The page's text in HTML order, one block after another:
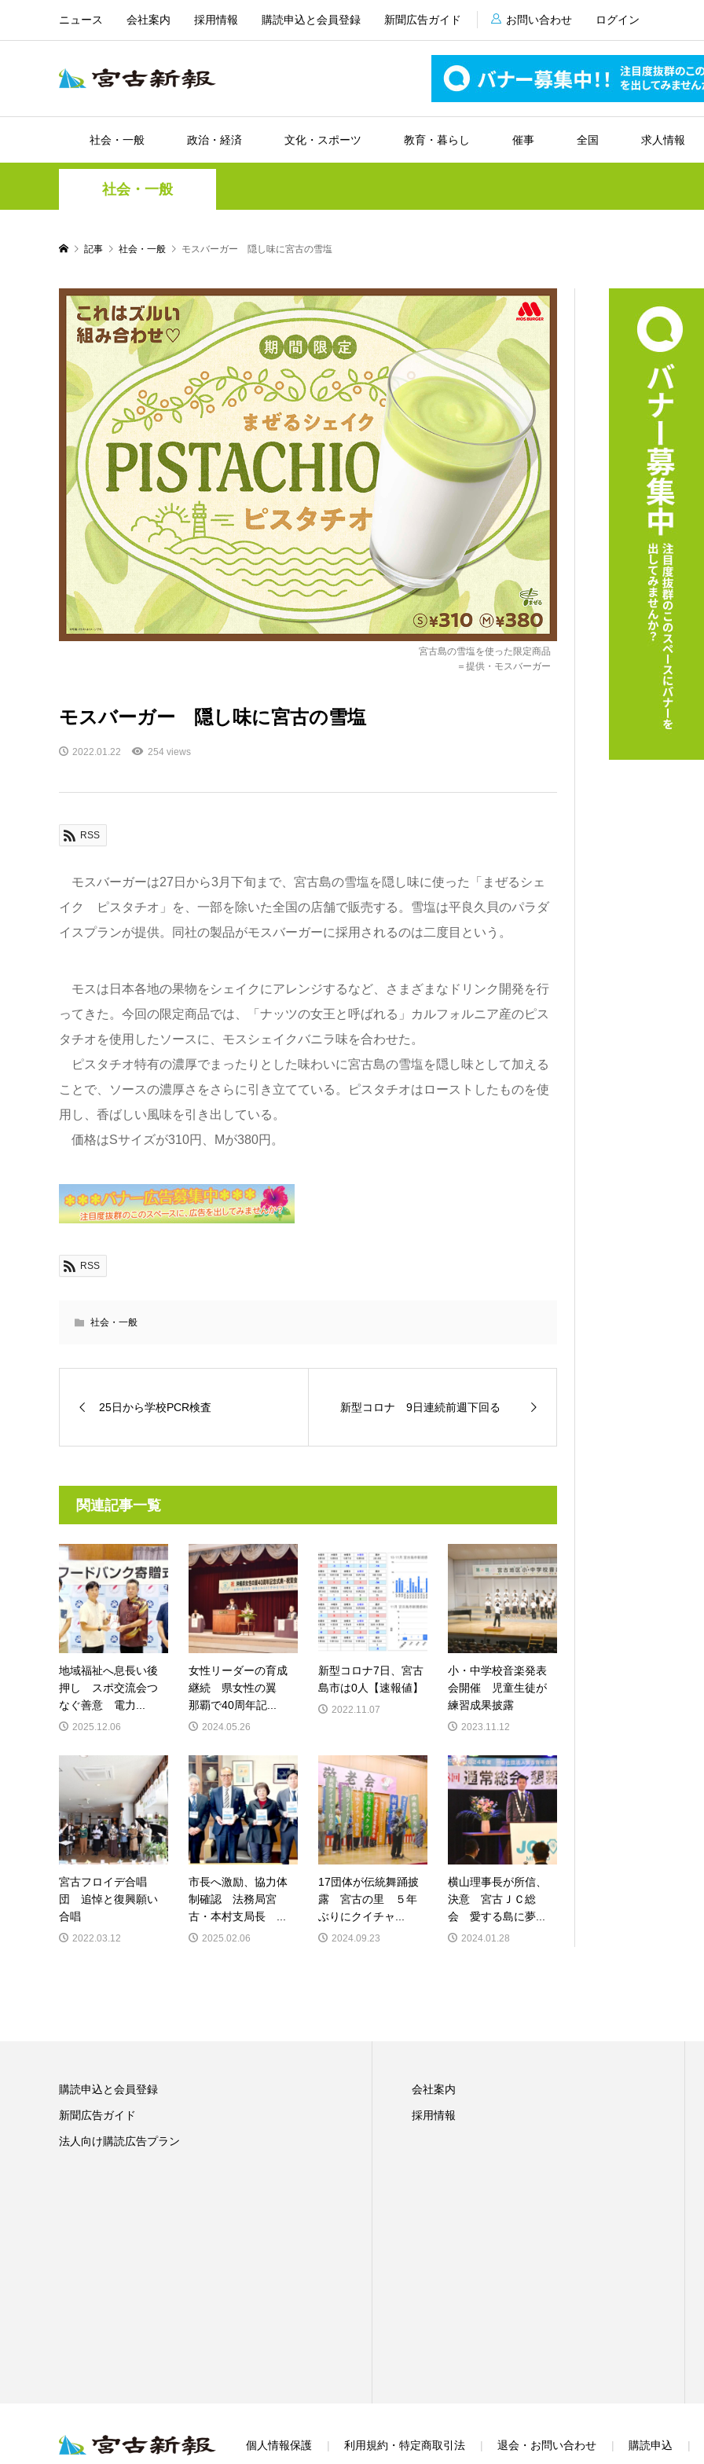
ニュース 会社案内 採用情報 購読申込と会員登録 新聞広告ガイド お問い合わせ ログイン
社会・一般 政治・経済 文化・スポーツ 教育・暮らし 催事 全国 求人情報
社会・一般
記事 社会・一般 モスバーガー 隠し味に宮古の雪塩
宮古島の雪塩を使った限定商品
＝提供・モスバーガー
モスバーガー 隠し味に宮古の雪塩
2022.01.22 254 views
RSS
モスバーガーは27日から3月下旬まで、宮古島の雪塩を隠し味に使った「まぜるシェ
イク ピスタチオ」を、一部を除いた全国の店舗で販売する。雪塩は平良久貝のパラダ
イスプランが提供。同社の製品がモスバーガーに採用されるのは二度目という。
モスは日本各地の果物をシェイクにアレンジするなど、さまざまなドリンク開発を行
ってきた。今回の限定商品では、「ナッツの女王と呼ばれる」カルフォルニア産のピス
タチオを使用したソースに、モスシェイクバニラ味を合わせた。
ピスタチオ特有の濃厚でまったりとした味わいに宮古島の雪塩を隠し味として加える
ことで、ソースの濃厚さをさらに引き立てている。ピスタチオはローストしたものを使
用し、香ばしい風味を引き出している。
価格はSサイズが310円、Mが380円。
RSS
社会・一般
25日から学校PCR検査 新型コロナ 9日連続前週下回る
関連記事一覧
地域福祉へ息長い後
押し スポ交流会つ
なぐ善意 電力...
2025.12.06
女性リーダーの育成
継続 県女性の翼
那覇で40周年記...
2024.05.26
新型コロナ7日、宮古
島市は0人【速報値】
2022.11.07
小・中学校音楽発表
会開催 児童生徒が
練習成果披露
2023.11.12
宮古フロイデ合唱
団 追悼と復興願い
合唱
2022.03.12
市長へ激励、協力体
制確認 法務局宮
古・本村支局長 ...
2025.02.06
17団体が伝統舞踊披
露 宮古の里 ５年
ぶりにクイチャ...
2024.09.23
横山理事長が所信、
決意 宮古ＪＣ総
会 愛する島に夢...
2024.01.28
購読申込と会員登録
新聞広告ガイド
法人向け購読広告プラン
会社案内
採用情報
個人情報保護 利用規約・特定商取引法 退会・お問い合わせ 購読申込